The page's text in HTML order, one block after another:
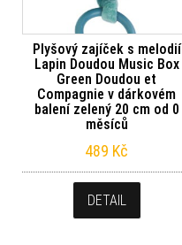
Plyšový zajíček s melodií
Lapin Doudou Music Box
Green Doudou et
Compagnie v dárkovém
balení zelený 20 cm od 0
měsíců
489 Kč
DETAIL